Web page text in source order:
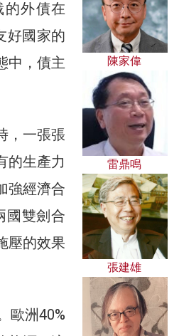
外債在
好國家的
中，債主
，一張張
的生產力
強經濟合
國雙劍合
壓的效果
歐洲40%
陳家偉
雷鼎鳴
張建雄